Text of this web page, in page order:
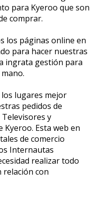
para Kyeroo que son
comprar.
los páginas online en
para hacer nuestras
ingrata gestión para
lugares mejor
pedidos de
y
Kyeroo. Esta web en
de comercio
Internautas
realizar todo
con